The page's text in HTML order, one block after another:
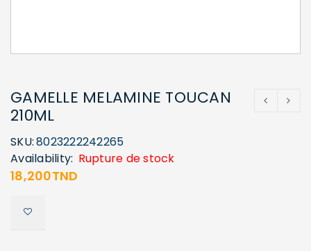
GAMELLE MELAMINE TOUCAN
210ML
SKU:8023222242265
Availability: Rupture de stock
18,200TND